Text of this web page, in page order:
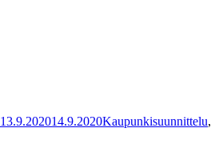
13.9.202014.9.2020Kaupunkisuunnittelu,